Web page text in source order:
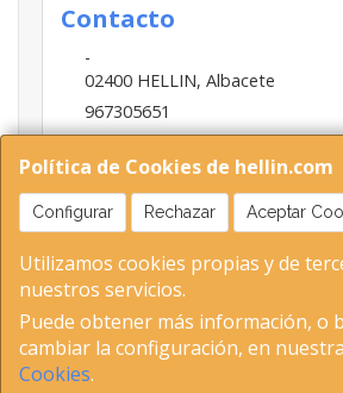
Política de Cookies de hellin.com
Configurar Rechazar Aceptar
Utilizamos cookies propias y de
nuestros servicios.
Puede obtener más información, o
cambiar la configuración, en nuestra
Cookies.
Contacto
-
02400 HELLIN, Albacete
967305651
INFO@HELLIN.COM
Horario
09:00-13:30; 16:30-20:30
02400 Hellin (Albacete ) Tel 653893802-
5153379E